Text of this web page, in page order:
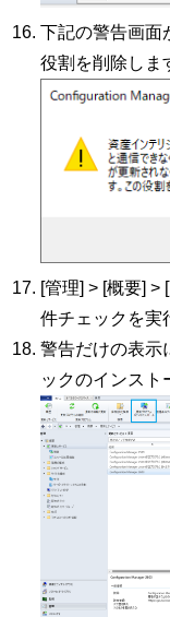
下記の警告画面
役割を削除しま
[管理] > [概要] >
件チェックを実
警告だけの表示
ックのインスト